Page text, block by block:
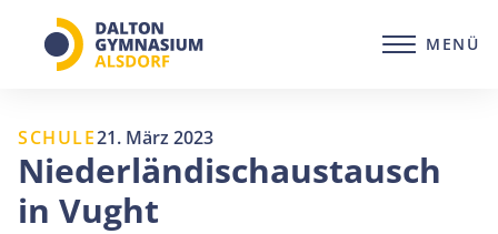
Inhalt
springen
MENÜ
SCHULE21. März 2023
Niederländischaustausch
in Vught